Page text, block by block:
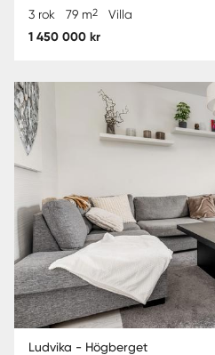
3 rok 79 m2 Villa
1 450 000 kr
Ludvika - Högberget